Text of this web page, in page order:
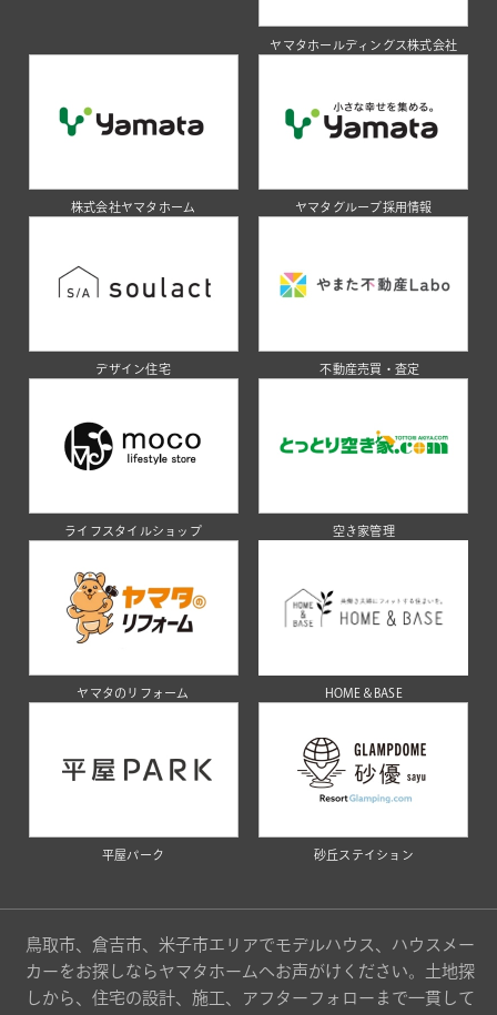
ヤマタホールディングス株式会社
株式会社ヤマタホーム ヤマタグループ採用情報
デザイン住宅 不動産売買・査定
ライフスタイルショップ 空き家管理
ヤマタのリフォーム HOME＆BASE
平屋パーク 砂丘ステイション
鳥取市、倉吉市、米子市エリアでモデルハウス、ハウスメー
カーをお探しならヤマタホームへお声がけください。土地探
しから、住宅の設計、施工、アフターフォローまで一貫して